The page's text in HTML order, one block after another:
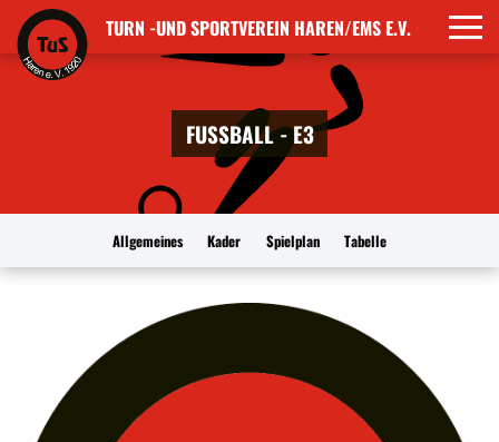
TURN -UND SPORTVEREIN HAREN/EMS E.V.
FUSSBALL - E3
Allgemeines Kader Spielplan Tabelle